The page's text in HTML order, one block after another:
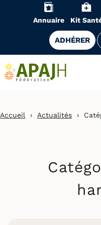
Annuaire Kit
ADHÉRER
Accueil › Actualités ›